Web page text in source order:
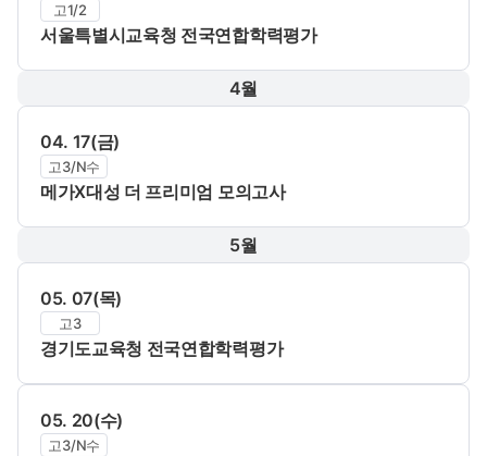
고1/2
서울특별시교육청 전국연합학력평가
4월
04. 17(금)
고3/N수
메가X대성 더 프리미엄 모의고사
5월
05. 07(목)
고3
경기도교육청 전국연합학력평가
05. 20(수)
고3/N수